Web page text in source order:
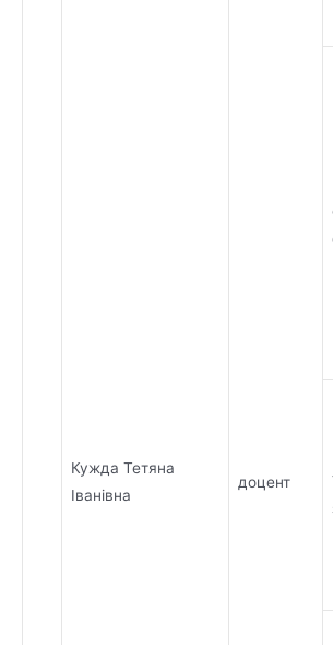
Кужда Тетяна
Іванівна
доцент